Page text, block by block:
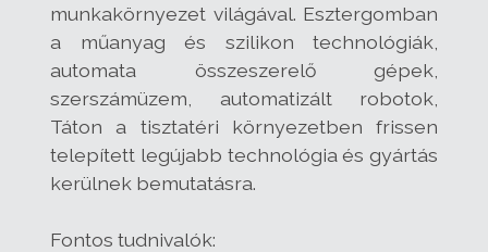
munkakörnyezet világával. Esztergomban
a műanyag és szilikon technológiák,
automata összeszerelő gépek,
szerszámüzem, automatizált robotok,
Táton a tisztatéri környezetben frissen
telepített legújabb technológia és gyártás
kerülnek bemutatásra.
Fontos tudnivalók: